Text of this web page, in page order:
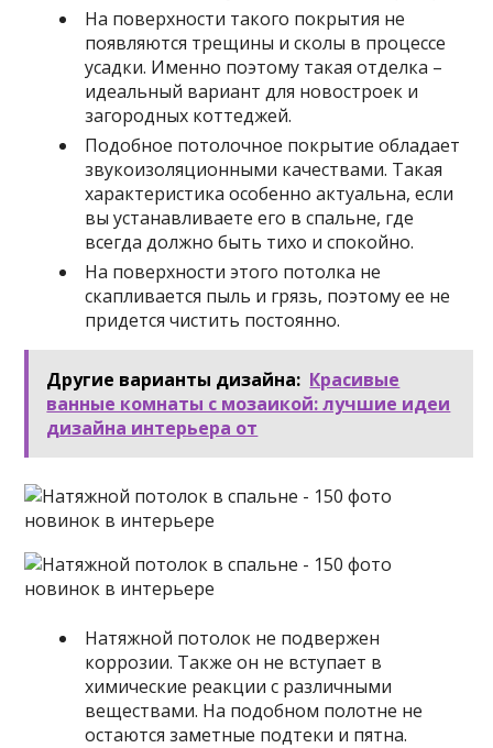
На поверхности такого покрытия не
появляются трещины и сколы в процессе
усадки. Именно поэтому такая отделка –
идеальный вариант для новостроек и
загородных коттеджей.
Подобное потолочное покрытие обладает
звукоизоляционными качествами. Такая
характеристика особенно актуальна, если
вы устанавливаете его в спальне, где
всегда должно быть тихо и спокойно.
На поверхности этого потолка не
скапливается пыль и грязь, поэтому ее не
придется чистить постоянно.
Другие варианты дизайна: Красивые
ванные комнаты с мозаикой: лучшие идеи
дизайна интерьера от
Натяжной потолок не подвержен
коррозии. Также он не вступает в
химические реакции с различными
веществами. На подобном полотне не
остаются заметные подтеки и пятна.